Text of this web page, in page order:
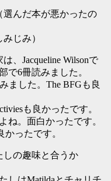
んだ本が悪かったの
じみ）
、Jacqueline Wilsonで
で6冊読みました。
ました。The BFGも良
も良かったです。
ね。面白かったです。
かったです。
しの趣味と合うか